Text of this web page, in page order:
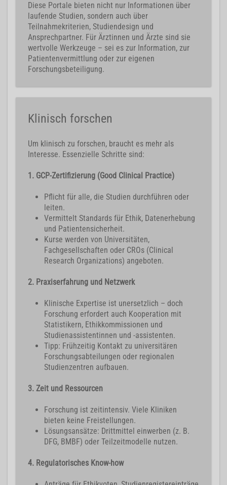
Diese Portale bieten nicht nur Informationen über
laufende Studien, sondern auch über
Teilnahmekriterien, Studiendesign und
Ansprechpartner. Für Ärztinnen und Ärzte sind sie
wertvolle Werkzeuge – sei es zur Information, zur
Patientenvermittlung oder zur eigenen
Forschungsbeteiligung.
Klinisch forschen
Um klinisch zu forschen, braucht es mehr als
Interesse. Essenzielle Schritte sind:
1. GCP-Zertifizierung (Good Clinical Practice)
Pflicht für alle, die Studien durchführen oder
leiten.
Vermittelt Standards für Ethik, Datenerhebung
und Patientensicherheit.
Kurse werden von Universitäten,
Fachgesellschaften oder CROs (Clinical
Research Organizations) angeboten.
2. Praxiserfahrung und Netzwerk
Klinische Expertise ist unersetzlich – doch
Forschung erfordert auch Kooperation mit
Statistikern, Ethikkommissionen und
Studienassistentinnen und -assistenten.
Tipp: Frühzeitig Kontakt zu universitären
Forschungsabteilungen oder regionalen
Studienzentren aufbauen.
3. Zeit und Ressourcen
Forschung ist zeitintensiv. Viele Kliniken
bieten keine Freistellungen.
Lösungsansätze: Drittmittel einwerben (z. B.
DFG, BMBF) oder Teilzeitmodelle nutzen.
4. Regulatorisches Know-how